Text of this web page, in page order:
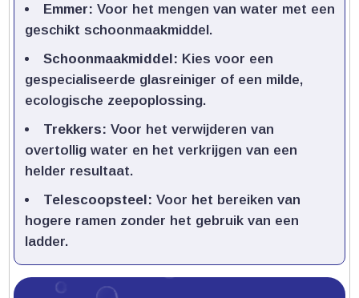
Emmer: Voor het mengen van water met een
geschikt schoonmaakmiddel.​
Schoonmaakmiddel: Kies voor een
gespecialiseerde glasreiniger of een milde,
ecologische zeepoplossing.​
Trekkers: Voor het verwijderen van
overtollig water en het verkrijgen van een
helder resultaat.​
Telescoopsteel: Voor het bereiken van
hogere ramen zonder het gebruik van een
ladder.​